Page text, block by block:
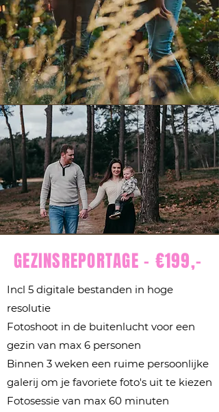
GEZINSREPORTAGE - €199,-
Incl 5 digitale bestanden in hoge
resolutie
Fotoshoot in de buitenlucht voor een
gezin van max 6 personen
Binnen 3 weken een ruime persoonlijke
galerij om je favoriete foto's uit te kiezen
Fotosessie van max 60 minuten